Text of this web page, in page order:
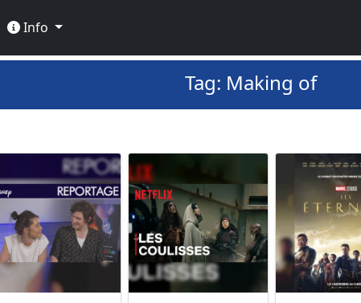
Info
Tag: Making of